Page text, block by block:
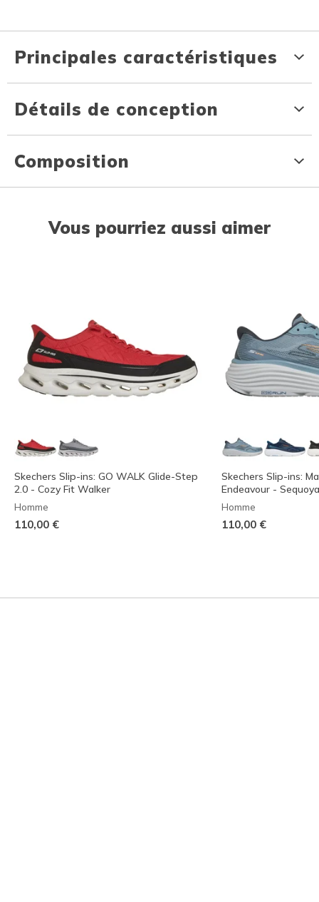
Principales caractéristiques
Détails de conception
Composition
Vous pourriez aussi aimer
Skechers Slip-ins: GO WALK Glide-Step
2.0 - Cozy Fit Walker
Homme
110,00 €
Skechers Slip-ins:
Endeavour - Sequoya
Homme
110,00 €